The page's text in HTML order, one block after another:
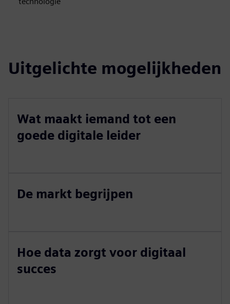
Uitgelichte mogelijkheden
Wat maakt iemand tot een
goede digitale leider
De markt begrijpen
Hoe data zorgt voor digitaal
succes